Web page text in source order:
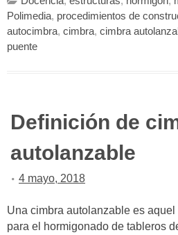
Polimedia, procedimientos de
autocimbra, cimbra, cimbra
puente
Definición de
autolanzable
4 mayo, 2018
Una cimbra autolanzable es
para el hormigonado de tableros